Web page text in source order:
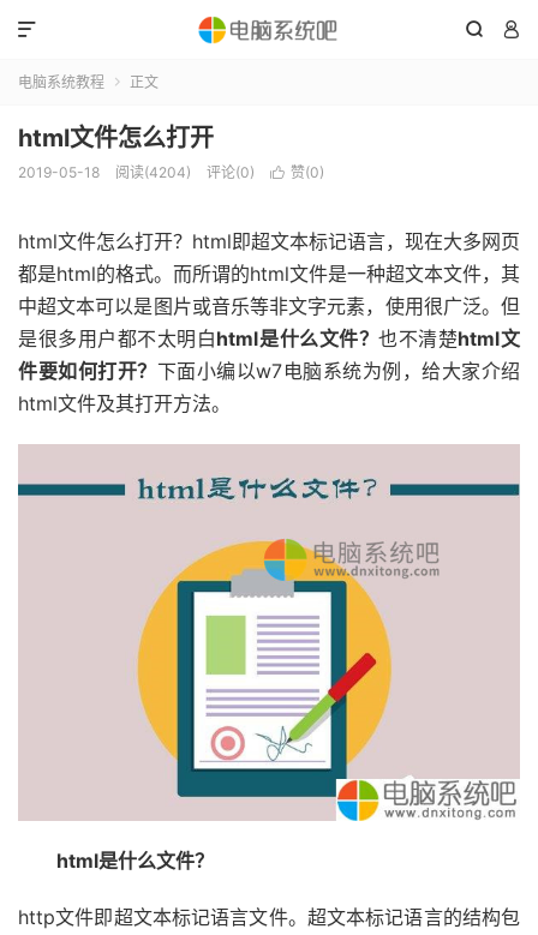
 

电脑系统教程  正文
html文件怎么打开
2019-05-18 阅读(4204) 评论(0)  赞(0)
html文件怎么打开？html即超文本标记语言，现在大多网页
都是html的格式。而所谓的html文件是一种超文本文件，其
中超文本可以是图片或音乐等非文字元素，使用很广泛。但
是很多用户都不太明白html是什么文件？也不清楚html文
件要如何打开？ 下面小编以w7电脑系统为例，给大家介绍
html文件及其打开方法。
html是什么文件？
http文件即超文本标记语言文件。超文本标记语言的结构包